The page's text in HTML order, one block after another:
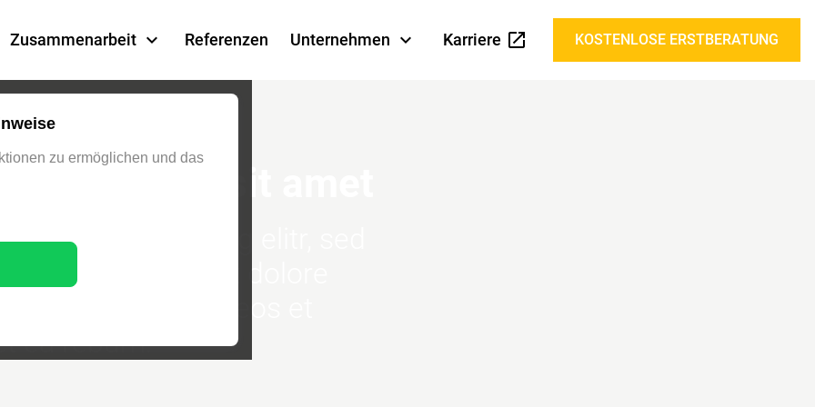
zu ermöglichen und das
Zusammenarbeit Referenzen Unternehmen Karriere KOSTENLOSE ERSTBERATUNG
dolor sit amet
sadipscing elitr, sed
ut labore et dolore
At vero eos et
ea rebum.